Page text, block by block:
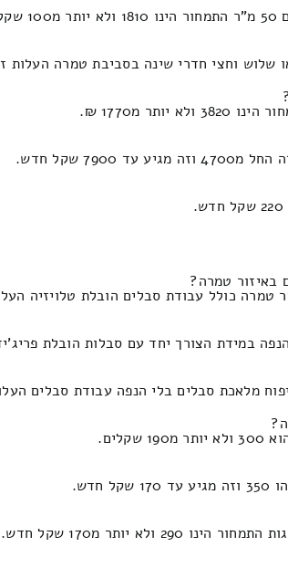
שינה בסביבת טמרה העלות זהו 3200 ולא יותר מ1260
שקל חדש.
יחד עם סבלות הובלת פריג'ידר המחיר זה 400 וזה
הנפה עבודת סבלים העלות זהו 410 ומקסימום 190
יותר מ170 שקל חדש.